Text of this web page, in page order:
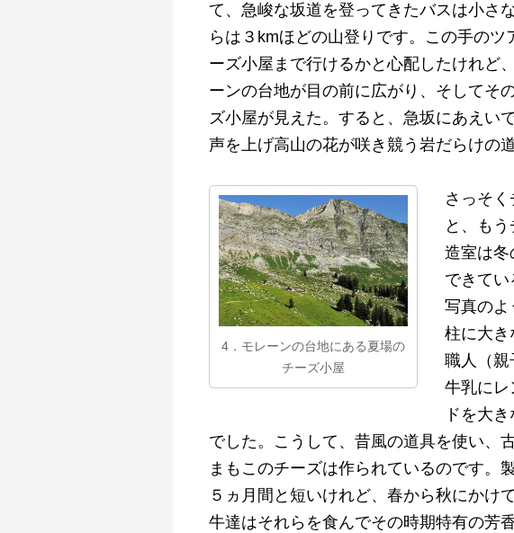
て、急峻な坂道を登ってきたバスは小さ
らは３kmほどの山登りです。この手の
ーズ小屋まで行けるかと心配したけれど
ーンの台地が目の前に広がり、そしてそ
ズ小屋が見えた。すると、急坂にあえい
声を上げ高山の花が咲き競う岩だらけの
4．モレーンの台地にある夏場の
チーズ小屋
さっそ
と、も
造室は冬
できてい
写真のよ
柱に大き
職人（親
牛乳にレ
ドを大
でした。こうして、昔風の道具を使い、
まもこのチーズは作られているのです。
５ヵ月間と短いけれど、春から秋にかけ
牛達はそれらを食んでその時期特有の芳